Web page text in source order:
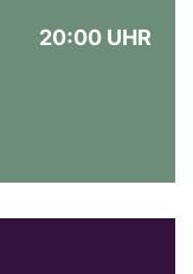
20:00 UHR